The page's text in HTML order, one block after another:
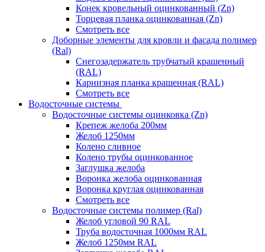
Конек кровельный оцинкованный (Zn)
Торцевая планка оцинкованная (Zn)
Смотреть все
Доборные элементы для кровли и фасада полимер
(Ral)
Снегозадержатель трубчатый крашенный
(RAL)
Карнизная планка крашенная (RAL)
Смотреть все
Водосточные системы
Водосточные системы оцинковка (Zn)
Крепеж желоба 200мм
Желоб 1250мм
Колено сливное
Колено трубы оцинкованное
Заглушка желоба
Воронка желоба оцинкованная
Воронка круглая оцинкованная
Смотреть все
Водосточные системы полимер (Ral)
Желоб угловой 90 RAL
Труба водосточная 1000мм RAL
Желоб 1250мм RAL